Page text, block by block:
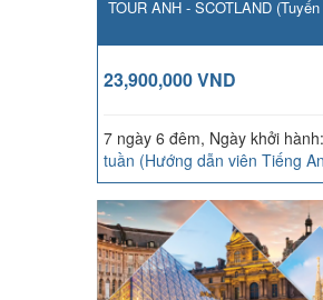
TOUR ANH - SCOTLAND
23,900,000 VND
7 ngày 6 đêm, Ngày khởi hành:
tuần (Hướng dẫn viên Tiếng